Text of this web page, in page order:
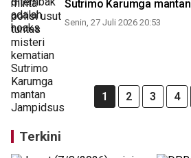
Sutrimo Karumga
Senin, 27 Juli 2026 20:53
1 2 3 4
Terkini